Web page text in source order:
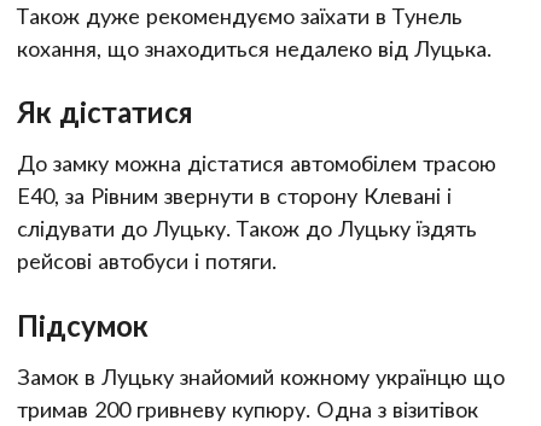
Також дуже рекомендуємо заїхати в Тунель
кохання, що знаходиться недалеко від Луцька.
Як дістатися
До замку можна дістатися автомобілем трасою
Е40, за Рівним звернути в сторону Клевані і
слідувати до Луцьку. Також до Луцьку їздять
рейсові автобуси і потяги.
Підсумок
Замок в Луцьку знайомий кожному українцю що
тримав 200 гривневу купюру. Одна з візитівок